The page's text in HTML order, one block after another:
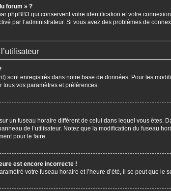
forum » ?
phpBB3 qui conservent votre identification et votre
par l’administrateur. Si vous avez des problèmes de
sont enregistrés dans notre base de données. Pour les
tous vos paramètres et préférences.
sur un fuseau horaire différent de celui dans lequel vous
de l’utilisateur. Notez que la modification du fuseau
pour le faire.
est encore incorrecte !
votre fuseau horaire et l’heure d’été, il se peut que le